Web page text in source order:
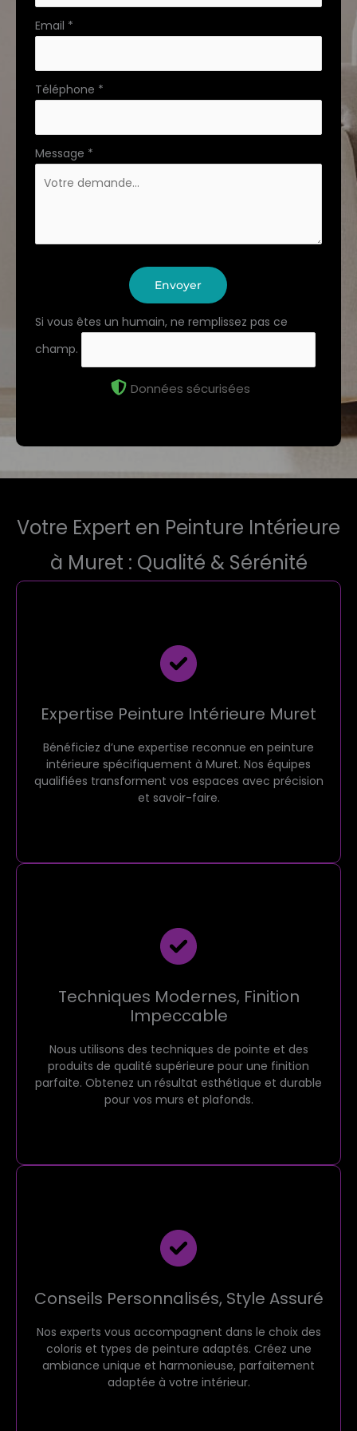
Email *
Téléphone *
Message *
Envoyer
Si vous êtes un humain, ne remplissez pas ce
champ.
Données sécurisées
Votre Expert en Peinture Intérieure
à Muret : Qualité & Sérénité
Expertise Peinture Intérieure Muret
Bénéficiez d’une expertise reconnue en peinture
intérieure spécifiquement à Muret. Nos équipes
qualifiées transforment vos espaces avec précision
et savoir-faire.
Techniques Modernes, Finition
Impeccable
Nous utilisons des techniques de pointe et des
produits de qualité supérieure pour une finition
parfaite. Obtenez un résultat esthétique et durable
pour vos murs et plafonds.
Conseils Personnalisés, Style Assuré
Nos experts vous accompagnent dans le choix des
coloris et types de peinture adaptés. Créez une
ambiance unique et harmonieuse, parfaitement
adaptée à votre intérieur.